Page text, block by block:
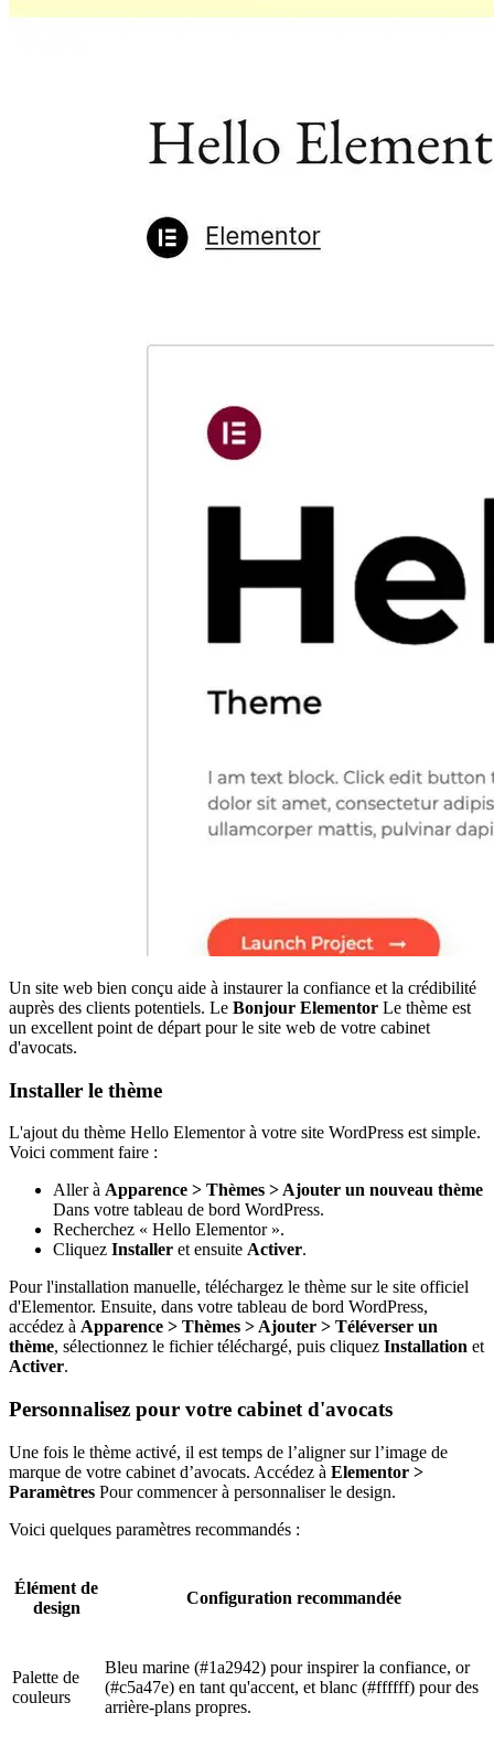
Un site web bien conçu aide à instaurer la confiance et la crédibilité
auprès des clients potentiels. Le Bonjour Elementor Le thème est
un excellent point de départ pour le site web de votre cabinet
d'avocats.
Installer le thème
L'ajout du thème Hello Elementor à votre site WordPress est simple.
Voici comment faire :
Aller à Apparence > Thèmes > Ajouter un nouveau thème
Dans votre tableau de bord WordPress.
Recherchez « Hello Elementor ».
Cliquez Installer et ensuite Activer.
Pour l'installation manuelle, téléchargez le thème sur le site officiel
d'Elementor. Ensuite, dans votre tableau de bord WordPress,
accédez à Apparence > Thèmes > Ajouter > Téléverser un
thème, sélectionnez le fichier téléchargé, puis cliquez Installation et
Activer.
Personnalisez pour votre cabinet d'avocats
Une fois le thème activé, il est temps de l’aligner sur l’image de
marque de votre cabinet d’avocats. Accédez à Elementor >
Paramètres Pour commencer à personnaliser le design.
Voici quelques paramètres recommandés :
Élément de
design
Configuration recommandée
Palette de
couleurs
Bleu marine (#1a2942) pour inspirer la confiance, or
(#c5a47e) en tant qu'accent, et blanc (#ffffff) pour des
arrière-plans propres.